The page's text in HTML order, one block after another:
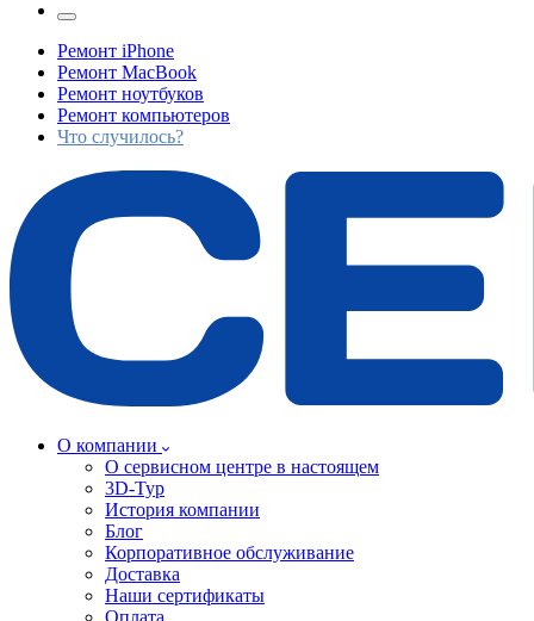
Ремонт iPhone
Ремонт MacBook
Ремонт ноутбуков
Ремонт компьютеров
Что случилось?
О компании
О сервисном центре в настоящем
3D-Тур
История компании
Блог
Корпоративное обслуживание
Доставка
Наши сертификаты
Оплата